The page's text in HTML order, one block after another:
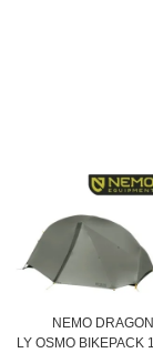
NEMO
LY OSMO BIKEPACK